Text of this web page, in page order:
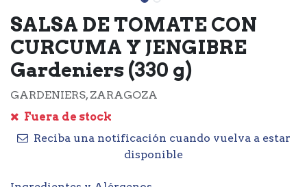
SALSA DE TOMATE CON
CURCUMA Y JENGIBRE
Gardeniers (330 g)
GARDENIERS, ZARAGOZA
Fuera de stock
Reciba una notificación cuando vuelva a estar
disponible